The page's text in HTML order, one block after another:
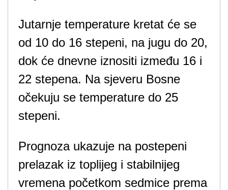
Jutarnje temperature kretat će se
od 10 do 16 stepeni, na jugu do 20,
dok će dnevne iznositi između 16 i
22 stepena. Na sjeveru Bosne
očekuju se temperature do 25
stepeni.
Prognoza ukazuje na postepeni
prelazak iz toplijeg i stabilnijeg
vremena početkom sedmice prema